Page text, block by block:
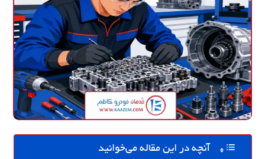
آنچه در این مقاله می‌خوانید